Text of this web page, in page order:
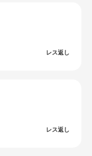
レス返し
レス返し